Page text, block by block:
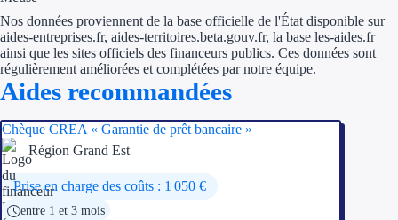
Blog
Nos guides
Nos données proviennent de la base officielle de l'État disponible sur
aides-entreprises.fr, aides-territoires.beta.gouv.fr, la base les-aides.fr
ainsi que les sites officiels des financeurs publics. Ces données sont
régulièrement améliorées et complétées par notre équipe.
Aides recommandées
Chèque CREA « Garantie de prêt bancaire »
Région Grand Est
Prise en charge des coûts : 1 050 €
entre 1 et 3 mois